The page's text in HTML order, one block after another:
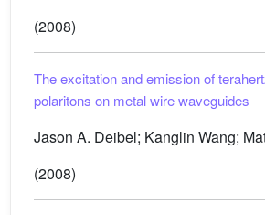
(2008)
The excitation and emission of
polaritons on metal wire waveguides
Jason A. Deibel; Kanglin Wang;
(2008)